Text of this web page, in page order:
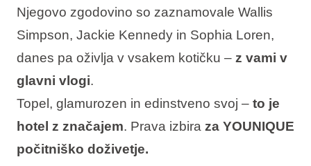
Njegovo zgodovino so zaznamovale Wallis
Simpson, Jackie Kennedy in Sophia Loren,
danes pa oživlja v vsakem kotičku – z vami v
glavni vlogi.
Topel, glamurozen in edinstveno svoj – to je
hotel z značajem. Prava izbira za YOUNIQUE
počitniško doživetje.